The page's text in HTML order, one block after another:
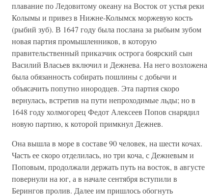
плавание по Ледовитому океану на Восток от устья реки
Колымы и привез в Нижне-Колымск моржевую кость
(рыбий зуб). В 1647 году была послана за рыбьим зубом
новая партия промышленников, в которую
правительственный приказчик острога боярский сын
Василий Власьев включил и Дежнева. На него возложена
была обязанность собирать пошлины с добычи и
объясачить попутно инородцев. Эта партия скоро
вернулась, встретив на пути непроходимые льды; но в
1648 году холмогорец Федот Алексеев Попов снарядил
новую партию, к которой примкнул Дежнев.
Она вышла в море в составе 90 человек, на шести кочах.
Часть ее скоро отделилась, но три коча, с Дежневым и
Поповым, продолжали держать путь на восток, в августе
повернули на юг, а в начале сентября вступили в
Берингов пролив. Далее им пришлось обогнуть